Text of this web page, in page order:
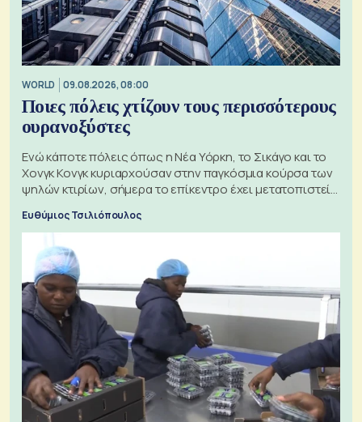
WORLD 09.08.2026, 08:00
Ποιες πόλεις χτίζουν τους περισσότερους
ουρανοξύστες
Ενώ κάποτε πόλεις όπως η Νέα Υόρκη, το Σικάγο και το
Χονγκ Κονγκ κυριαρχούσαν στην παγκόσμια κούρσα των
ψηλών κτιρίων, σήμερα το επίκεντρο έχει μετατοπιστεί
Ευθύμιος Τσιλιόπουλος